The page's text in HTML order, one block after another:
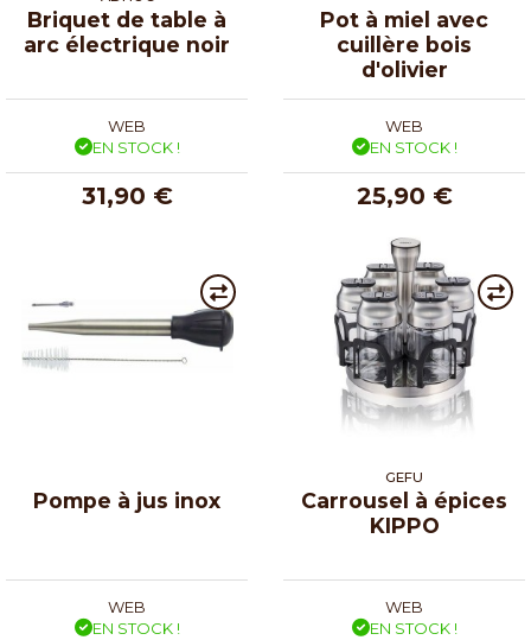
Briquet de table à
arc électrique noir
WEB
EN STOCK !
31,90 €
Pot à miel avec
cuillère bois
d'olivier
WEB
EN STOCK !
25,90 €
Pompe à jus inox
WEB
EN STOCK !
GEFU
Carrousel à épices
KIPPO
WEB
EN STOCK !